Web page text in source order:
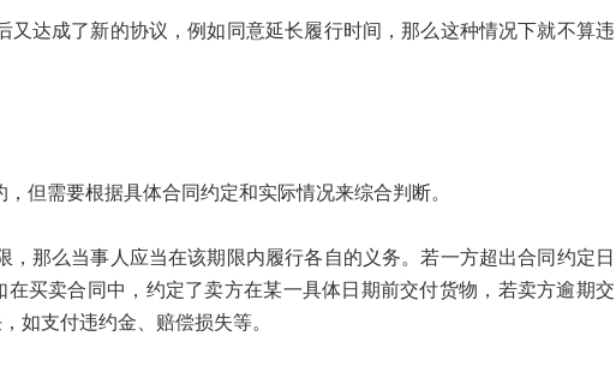
成了新的协议，例如同意延长履行时间，那么这种情况下就不算违
需要根据具体合同约定和实际情况来综合判断。
么当事人应当在该期限内履行各自的义务。若一方超出合同约定日
买卖合同中，约定了卖方在某一具体日期前交付货物，若卖方逾期交
如支付违约金、赔偿损失等。